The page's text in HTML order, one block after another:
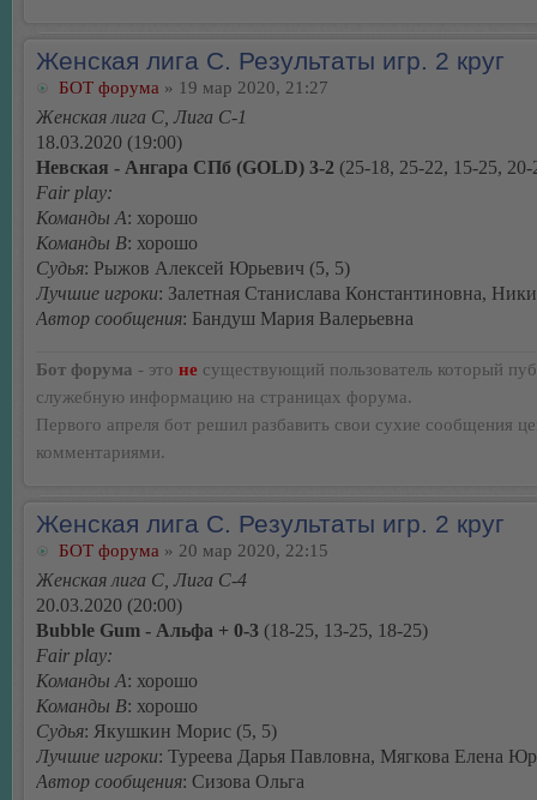
Женская лига С. Результаты игр. 2 круг
БОТ форума » 19 мар 2020, 21:27
Женская лига С, Лига С-1
18.03.2020 (19:00)
Невская - Ангара СПб (GOLD) 3-2 (25-18, 25-22, 15-25,
Fair play:
Команды А: хорошо
Команды В: хорошо
Судья: Рыжов Алексей Юрьевич (5, 5)
Лучшие игроки: Залетная Станислава Константиновна,
Автор сообщения: Бандуш Мария Валерьевна
Бот форума - это не существующий пользователь который
служебную информацию на страницах форума.
Первого апреля бот решил разбавить свои сухие сообщения
комментариями.
Женская лига С. Результаты игр. 2 круг
БОТ форума » 20 мар 2020, 22:15
Женская лига С, Лига С-4
20.03.2020 (20:00)
Bubble Gum - Альфа + 0-3 (18-25, 13-25, 18-25)
Fair play:
Команды А: хорошо
Команды В: хорошо
Судья: Якушкин Морис (5, 5)
Лучшие игроки: Туреева Дарья Павловна, Мягкова Елена
Автор сообщения: Сизова Ольга